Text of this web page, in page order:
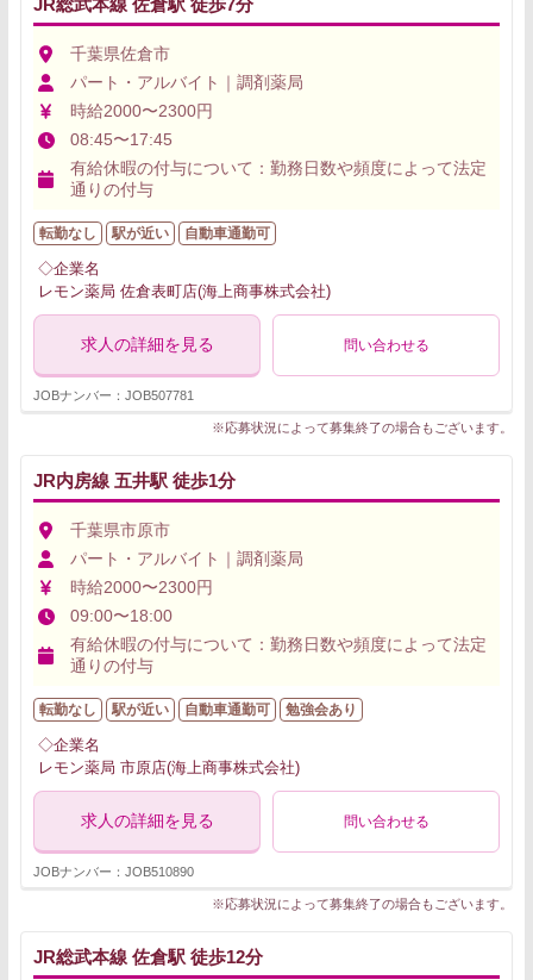
JR総武本線 佐倉駅 徒歩7分
千葉県佐倉市
パート・アルバイト｜調剤薬局
時給2000〜2300円
08:45〜17:45
有給休暇の付与について：勤務日数や頻度によって法定
通りの付与
転勤なし 駅が近い 自動車通勤可
◇企業名
レモン薬局 佐倉表町店(海上商事株式会社)
求人の詳細を見る 問い合わせる
JOBナンバー：JOB507781
※応募状況によって募集終了の場合もございます。
JR内房線 五井駅 徒歩1分
千葉県市原市
パート・アルバイト｜調剤薬局
時給2000〜2300円
09:00〜18:00
有給休暇の付与について：勤務日数や頻度によって法定
通りの付与
転勤なし 駅が近い 自動車通勤可 勉強会あり
◇企業名
レモン薬局 市原店(海上商事株式会社)
求人の詳細を見る 問い合わせる
JOBナンバー：JOB510890
※応募状況によって募集終了の場合もございます。
JR総武本線 佐倉駅 徒歩12分